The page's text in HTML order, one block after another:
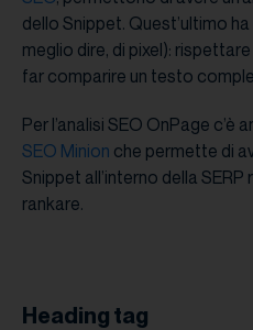
dello Snippet. Quest’ultimo
meglio dire, di pixel):
far comparire un testo
Per l’analisi SEO OnPage
SEO Minion che permette di
Snippet all’interno della
rankare.
Heading tag